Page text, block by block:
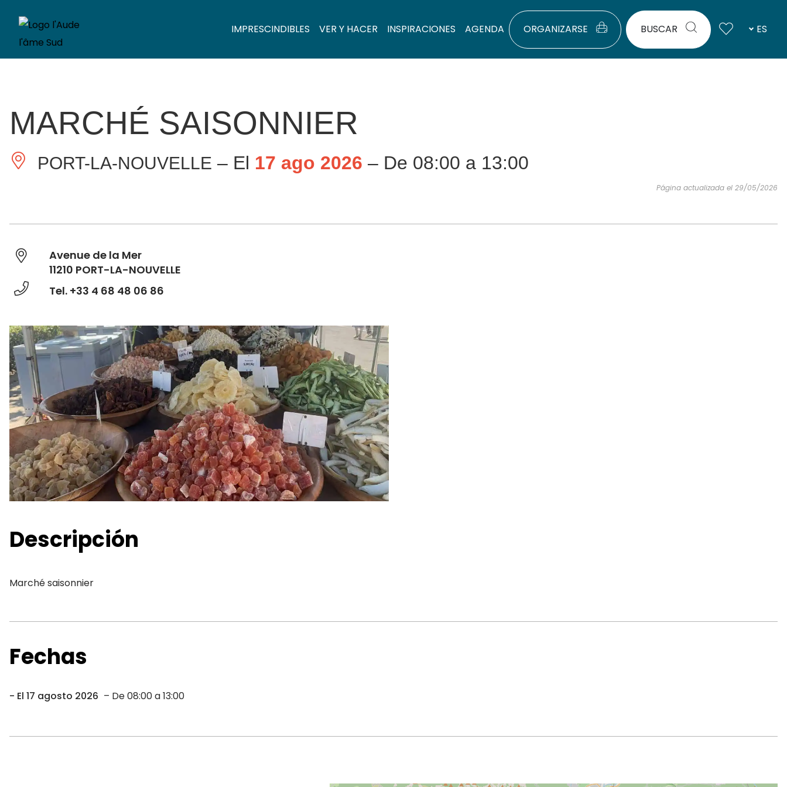
IMPRESCINDIBLES VER Y HACER INSPIRACIONES AGENDA ORGANIZARSE BUSCAR ES
MARCHÉ SAISONNIER
PORT-LA-NOUVELLE – El 17 ago 2026 – De 08:00 a 13:00
Página actualizada el 29/05/2026
Avenue de la Mer
11210 PORT-LA-NOUVELLE
Tel. +33 4 68 48 06 86
Descripción
Marché saisonnier
Fechas
El 17 agosto 2026 – De 08:00 a 13:00